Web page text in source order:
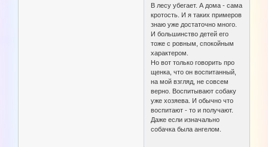
В лесу убегает. А дома - сама
кротость. И я таких примеров
знаю уже достаточно много.
И большинство детей его
тоже с ровным, спокойным
характером.
Но вот только говорить про
щенка, что он воспитанный,
на мой взгляд, не совсем
верно. Воспитывают собаку
уже хозяева. И обычно что
воспитают - то и получают.
Даже если изначально
собачка была ангелом.